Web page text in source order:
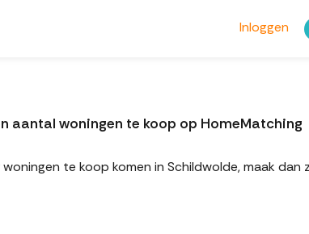
Inloggen
aantal woningen te koop op HomeMatching
te koop komen in Schildwolde, maak dan